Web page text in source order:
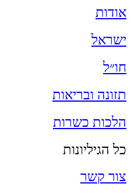
אודות
ישראל
חו״ל
תזונה ובריאות
הלכות כשרות
כל הגיליונות
צור קשר